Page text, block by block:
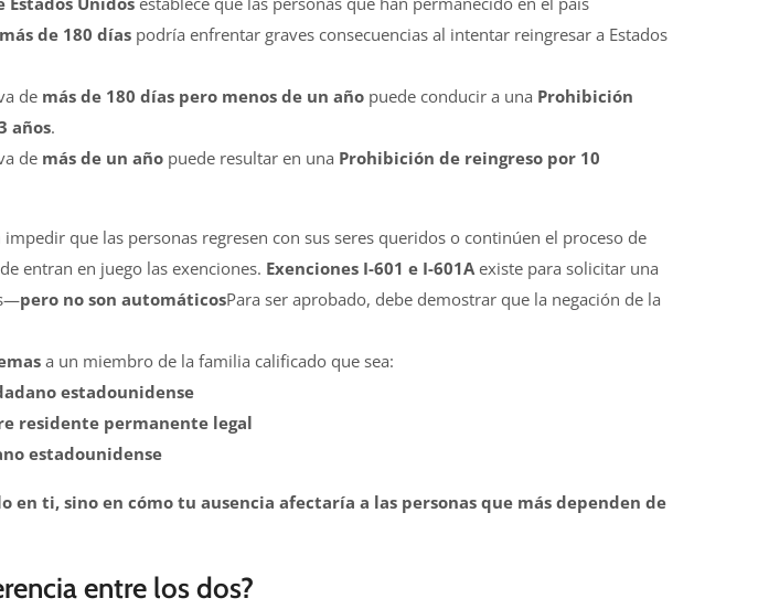
de 180 díaspodría enfrentar graves consecuencias al intentar reingresar a Estados
de más de 180 días pero menos de un añopuede conducir a una Prohibición
años.
de más de un añopuede resultar en una Prohibición de reingreso por 10
impedir que las personas regresen con sus seres queridos o continúen el proceso de
entran en juego las exenciones. Exenciones I-601 e I-601Aexiste para solicitar una
pero no son automáticosPara ser aprobado, debe demostrar que la negación de la
a un miembro de la familia calificado que sea:
estadounidense
residente permanente legal
estadounidense
en ti, sino en cómo tu ausencia afectaría a las personas que más dependen de
entre los dos?